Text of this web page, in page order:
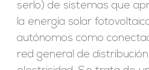
serlo) de sistemas que
la energía solar
autónomos como
red general de